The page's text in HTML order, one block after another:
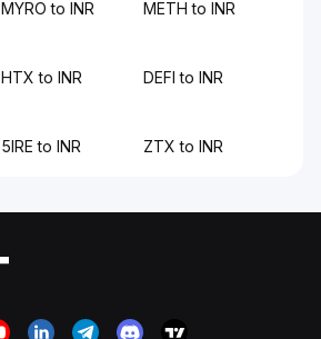
MYRO to INR METH to INR
HTX to INR DEFI to INR
5IRE to INR ZTX to INR